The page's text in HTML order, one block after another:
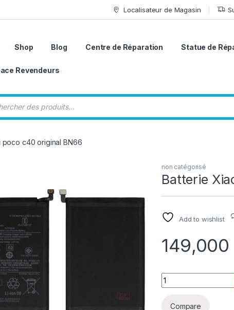
Localisateur de Magasin
Shop Blog Centre de Réparation Statue de
Revendeurs
de produits
poco c40 original BN66
non catégorisé
Batterie
Add to wishlist
quantité Batterie
Compare